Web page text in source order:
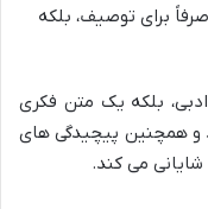
برای توصیف، بلکه
بلکه یک متن فکری
و همچنین پیچیدگی های
می کند.